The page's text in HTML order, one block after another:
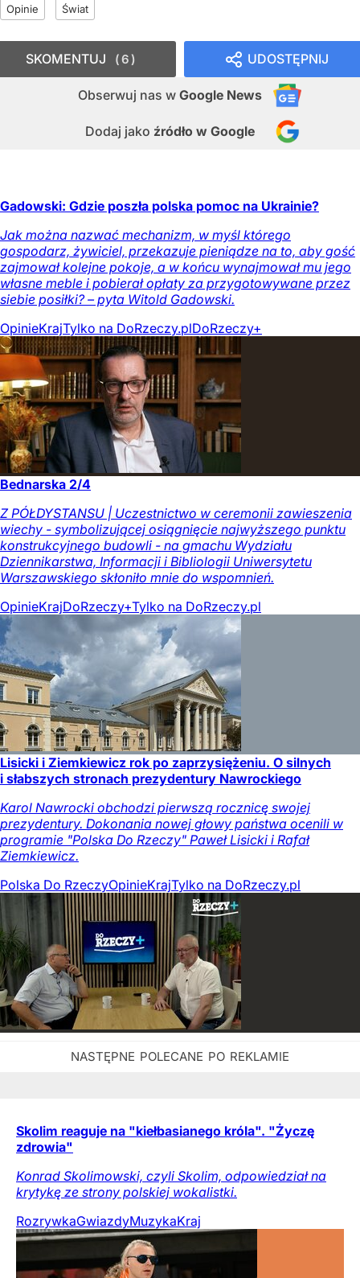
Opinie Świat
UDOSTĘPNIJ
Obserwuj nas w Google News
Dodaj jako źródło w Google
SKOMENTUJ 6
Gadowski: Gdzie poszła polska pomoc na Ukrainie?
Jak można nazwać mechanizm, w myśl którego
gospodarz, żywiciel, przekazuje pieniądze na to, aby gość
zajmował kolejne pokoje, a w końcu wynajmował mu jego
własne meble i pobierał opłaty za przygotowywane przez
siebie posiłki? – pyta Witold Gadowski.
OpinieKrajTylko na DoRzeczy.plDoRzeczy+
Bednarska 2/4
Z PÓŁDYSTANSU | Uczestnictwo w ceremonii zawieszenia
wiechy - symbolizującej osiągnięcie najwyższego punktu
konstrukcyjnego budowli - na gmachu Wydziału
Dziennikarstwa, Informacji i Bibliologii Uniwersytetu
Warszawskiego skłoniło mnie do wspomnień.
OpinieKrajDoRzeczy+Tylko na DoRzeczy.pl
Lisicki i Ziemkiewicz rok po zaprzysiężeniu. O silnych
i słabszych stronach prezydentury Nawrockiego
Karol Nawrocki obchodzi pierwszą rocznicę swojej
prezydentury. Dokonania nowej głowy państwa ocenili w
programie "Polska Do Rzeczy" Paweł Lisicki i Rafał
Ziemkiewicz.
Polska Do RzeczyOpinieKrajTylko na DoRzeczy.pl
Skolim reaguje na "kiełbasianego króla". "Życzę
zdrowia"
Konrad Skolimowski, czyli Skolim, odpowiedział na
krytykę ze strony polskiej wokalistki.
RozrywkaGwiazdyMuzykaKraj